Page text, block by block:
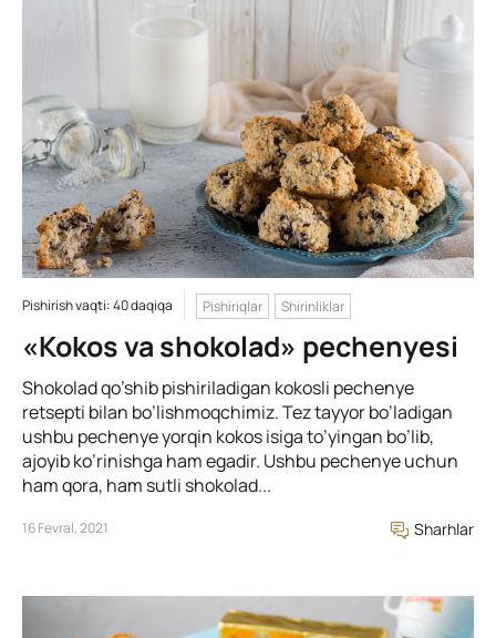
Pishirish vaqti: 40 daqiqa Pishiriqlar Shirinliklar
«Kokos va shokolad» pechenyesi
Shokolad qo’shib pishiriladigan kokosli pechenye
retsepti bilan bo’lishmoqchimiz. Tez tayyor bo’ladigan
ushbu pechenye yorqin kokos isiga to’yingan bo’lib,
ajoyib ko’rinishga ham egadir. Ushbu pechenye uchun
ham qora, ham sutli shokolad...
16 Fevral, 2021 Sharhlar